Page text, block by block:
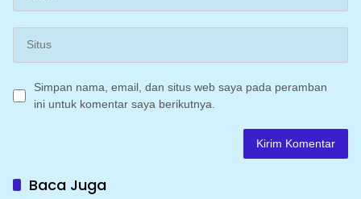
Simpan nama, email, dan situs web saya pada peramban
ini untuk komentar saya berikutnya.
Baca Juga